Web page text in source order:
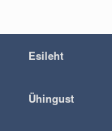
Esileht
Ühingust